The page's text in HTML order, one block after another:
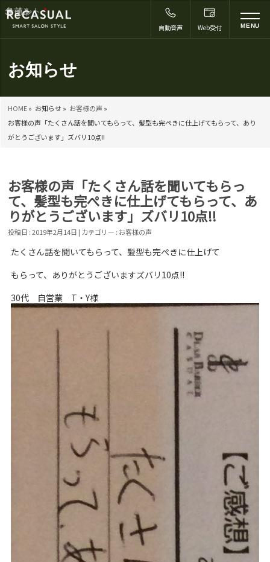
お知らせ
HOME» お知らせ » お客様の声 »
お客様の声「たくさん話を聞いてもらって、髪型も完ぺきに仕上げてもらって、あり
がとうございます」ズバリ10点!!
自動音声 Web受付 MENU
お客様の声「たくさん話を聞いてもらっ
て、髪型も完ぺきに仕上げてもらって、あ
りがとうございます」ズバリ10点!!
投稿日 : 2019年2月14日 | カテゴリー : お客様の声
たくさん話を聞いてもらって、髪型も完ぺきに仕上げて
もらって、ありがとうございますズバリ10点!!
30代 自営業 T・Y様
コメント*
名前
メール
サイト